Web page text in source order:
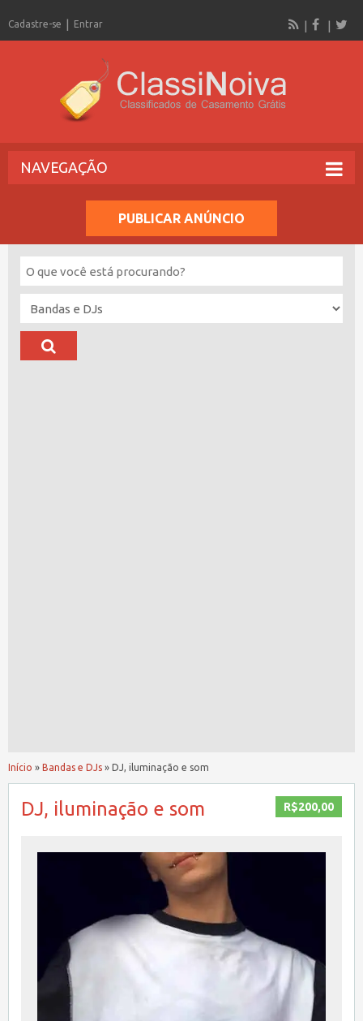
Cadastre-se Entrar
NAVEGAÇÃO
PUBLICAR ANÚNCIO
Início » Bandas e DJs » DJ, iluminação e som
R$200,00
DJ, iluminação e som